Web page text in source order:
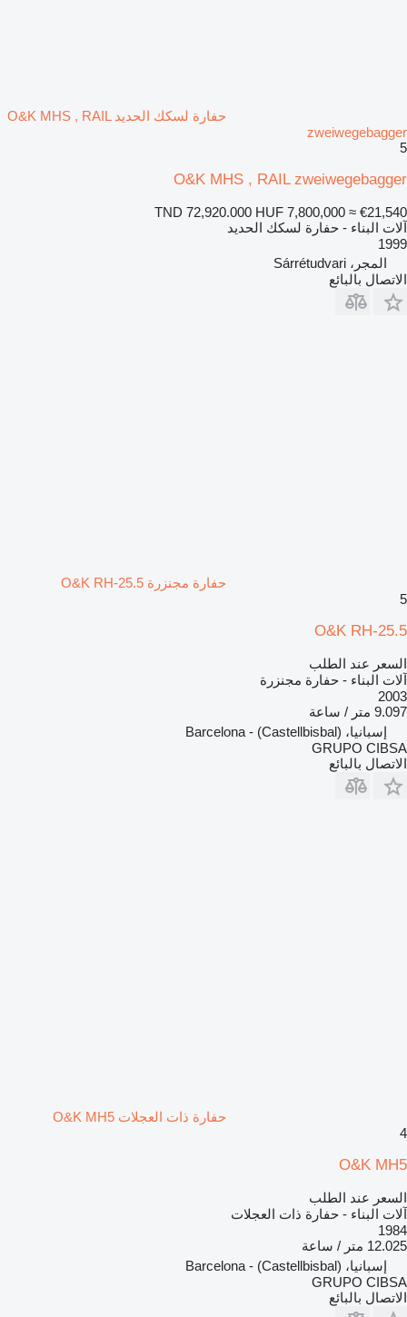
حفارة لسكك الحديد O&K MHS , RAIL
zweiwegebagger
5
O&K MHS , RAIL zweiwegebagger
TND 72,920.000 HUF 7,800,000 ≈ €21,540
آلات البناء - حفارة لسكك الحديد
1999
المجر، Sárrétudvari
الاتصال بالبائع
حفارة مجنزرة O&K RH-25.5
5
O&K RH-25.5
السعر عند الطلب
آلات البناء - حفارة مجنزرة
2003
9.097 متر / ساعة
إسبانيا، (Castellbisbal) - Barcelona
GRUPO CIBSA
الاتصال بالبائع
حفارة ذات العجلات O&K MH5
4
O&K MH5
السعر عند الطلب
آلات البناء - حفارة ذات العجلات
1984
12.025 متر / ساعة
إسبانيا، (Castellbisbal) - Barcelona
GRUPO CIBSA
الاتصال بالبائع